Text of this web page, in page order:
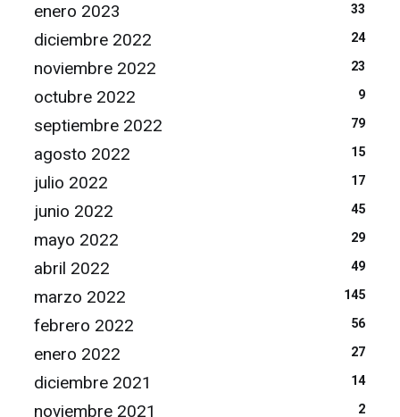
enero 2023 33
diciembre 2022 24
noviembre 2022 23
octubre 2022 9
septiembre 2022 79
agosto 2022 15
julio 2022 17
junio 2022 45
mayo 2022 29
abril 2022 49
marzo 2022 145
febrero 2022 56
enero 2022 27
diciembre 2021 14
noviembre 2021 2